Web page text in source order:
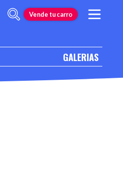
Vende tu carro
GALERIAS